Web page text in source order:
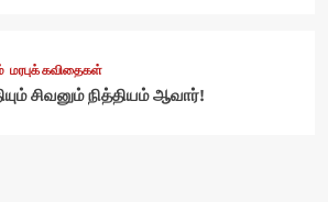
மரபுக் கவிதைகள்
சிவனும் நித்தியம் ஆவார்!